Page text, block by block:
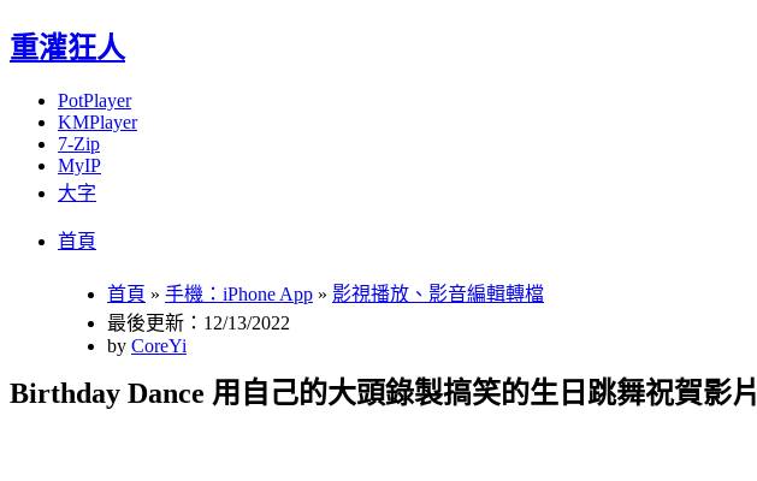
重灌狂人
PotPlayer
KMPlayer
7-Zip
MyIP
大字
首頁
首頁 » 手機：iPhone App » 影視播放、影音編輯轉檔
最後更新：12/13/2022
by CoreYi
Birthday Dance 用自己的大頭錄製搞笑的生日跳舞祝賀影片